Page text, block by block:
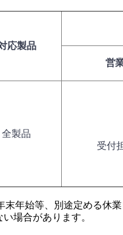
応製品
営
全製品
受付
年始等、別途定める休業
場合があります。